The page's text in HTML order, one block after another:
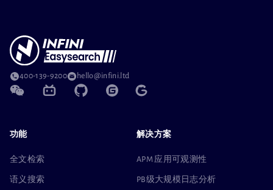
400-139-9200 hello@infini.ltd
功能
全文检索
语义搜索
解决方案
APM 应用可观测性
PB级大规模日志分析